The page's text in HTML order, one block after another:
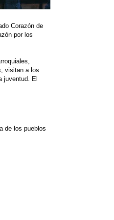
Corazón de
por los
visitan a los
juventud. El
de los pueblos